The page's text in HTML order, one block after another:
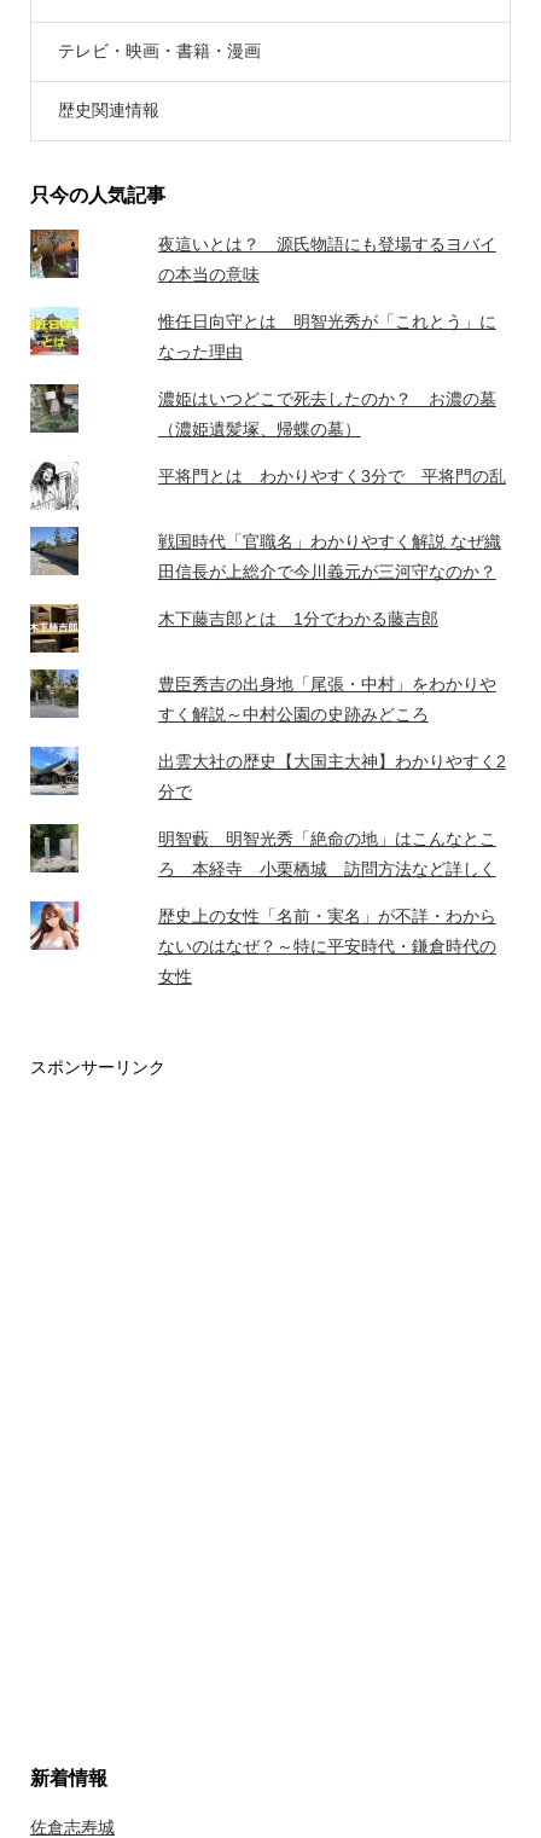
テレビ・映画・書籍・漫画
歴史関連情報
只今の人気記事
夜這いとは？ 源氏物語にも登場するヨバイ
の本当の意味
惟任日向守とは 明智光秀が「これとう」に
なった理由
濃姫はいつどこで死去したのか？ お濃の墓
（濃姫遺髪塚、帰蝶の墓）
平将門とは わかりやすく3分で 平将門の乱
戦国時代「官職名」わかりやすく解説 なぜ織
田信長が上総介で今川義元が三河守なのか？
木下藤吉郎とは 1分でわかる藤吉郎
豊臣秀吉の出身地「尾張・中村」をわかりや
すく解説～中村公園の史跡みどころ
出雲大社の歴史【大国主大神】わかりやすく2
分で
明智藪 明智光秀「絶命の地」はこんなとこ
ろ 本経寺 小栗栖城 訪問方法など詳しく
歴史上の女性「名前・実名」が不詳・わから
ないのはなぜ？～特に平安時代・鎌倉時代の
女性
スポンサーリンク
新着情報
佐倉志寿城